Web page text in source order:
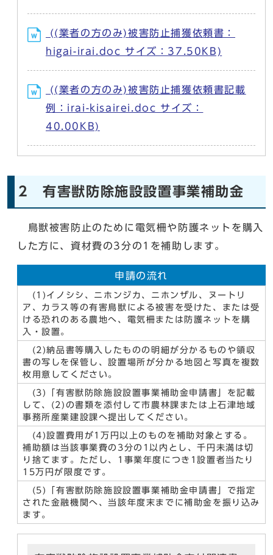
((業者の方のみ)被害防止捕獲依頼書：
higai-irai.doc サイズ：37.50KB)
((業者の方のみ)被害防止捕獲依頼書記載
例：irai-kisairei.doc サイズ：
40.00KB)
2 有害獣防除施設設置事業補助金
鳥獣被害防止のために電気柵や防護ネットを購入
した方に、資材費の3分の1を補助します。
申請の流れ
(1)イノシシ、ニホンジカ、ニホンザル、ヌートリ
ア、カラス等の有害鳥獣による被害を受けた、または受
ける恐れのある農地へ、電気柵または防護ネットを購
入・設置。
(2)納品書等購入したものの明細が分かるものや領収
書の写しを保管し、設置場所が分かる地図と写真を複数
枚用意してください。
(3)「有害獣防除施設設置事業補助金申請書」を記載
して、(2)の書類を添付して市農林課または上石津地域
事務所産業建設課へ提出してください。
(4)設置費用が1万円以上のものを補助対象とする。
補助額は当該事業費の3分の1以内とし、千円未満は切
り捨てます。ただし、1事業年度につき1設置者当たり
15万円が限度です。
(5)「有害獣防除施設設置事業補助金申請書」で指定
された金融機関へ、当該年度末までに補助金を振り込み
ます。